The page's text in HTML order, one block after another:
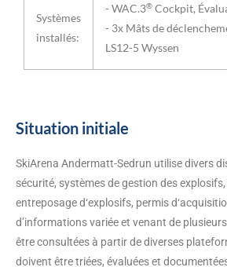
Systèmes
installés:
- WAC.3® Cockpit,
- 3x Mâts de
LS12-5 Wyssen
Situation initiale
SkiArena Andermatt-Sedrun utilise divers
sécurité, systèmes de gestion des
entreposage d‘explosifs, permis
d’informations variée et venant de
être consultées à partir de diverses
doivent être triées, évaluées et